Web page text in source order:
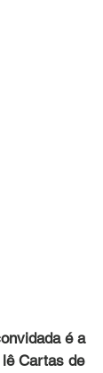
é a
Cartas de